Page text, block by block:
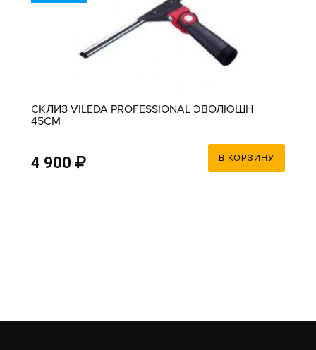
СКЛИЗ VILEDA PROFESSIONAL ЭВОЛЮШН
45СМ
4 900 В КОРЗИНУ